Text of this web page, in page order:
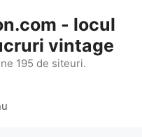
- locul
vintage
195 de siteuri.